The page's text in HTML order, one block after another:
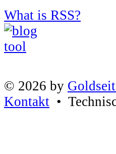
What is RSS?
© 2026 by
Kontakt •